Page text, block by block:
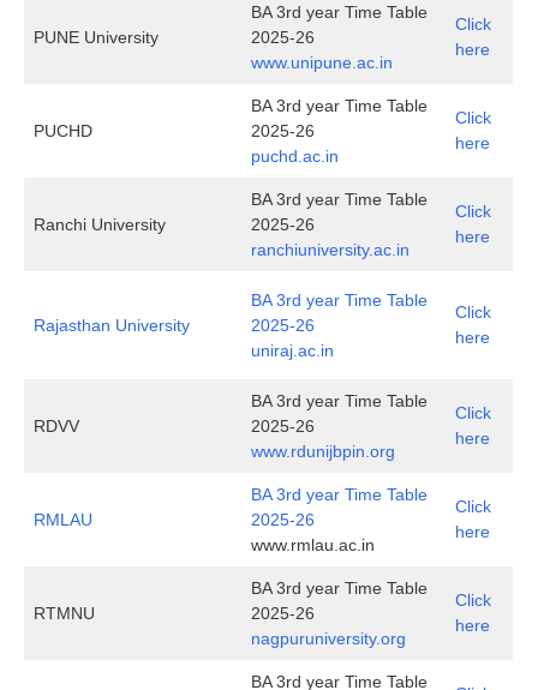
PUNE University
BA 3rd year Time Table
2025-26
www.unipune.ac.in
Click
here
PUCHD
BA 3rd year Time Table
2025-26
puchd.ac.in
Click
here
Ranchi University
BA 3rd year Time Table
2025-26
ranchiuniversity.ac.in
Click
here
Rajasthan University
BA 3rd year Time Table
2025-26
uniraj.ac.in
Click
here
RDVV
BA 3rd year Time Table
2025-26
www.rdunijbpin.org
Click
here
RMLAU
BA 3rd year Time Table
2025-26
www.rmlau.ac.in
Click
here
RTMNU
BA 3rd year Time Table
2025-26
nagpuruniversity.org
Click
here
BA 3rd year Time Table